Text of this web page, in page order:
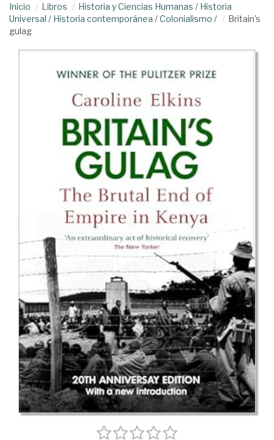
Inicio Libros Historia y Ciencias Humanas / Historia
Universal / Historia contemporánea /Colonialismo /
Britain's
gulag